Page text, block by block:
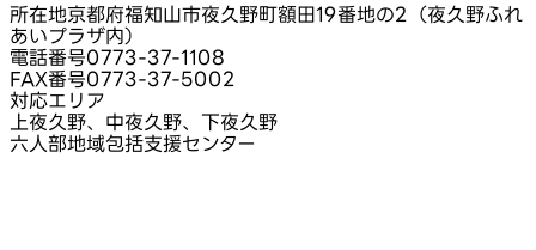
所在地京都府福知山市夜久野町額田19番地の2（夜久野ふれ
あいプラザ内）
電話番号0773-37-1108
FAX番号0773-37-5002
対応エリア
上夜久野、中夜久野、下夜久野
六人部地域包括支援センター